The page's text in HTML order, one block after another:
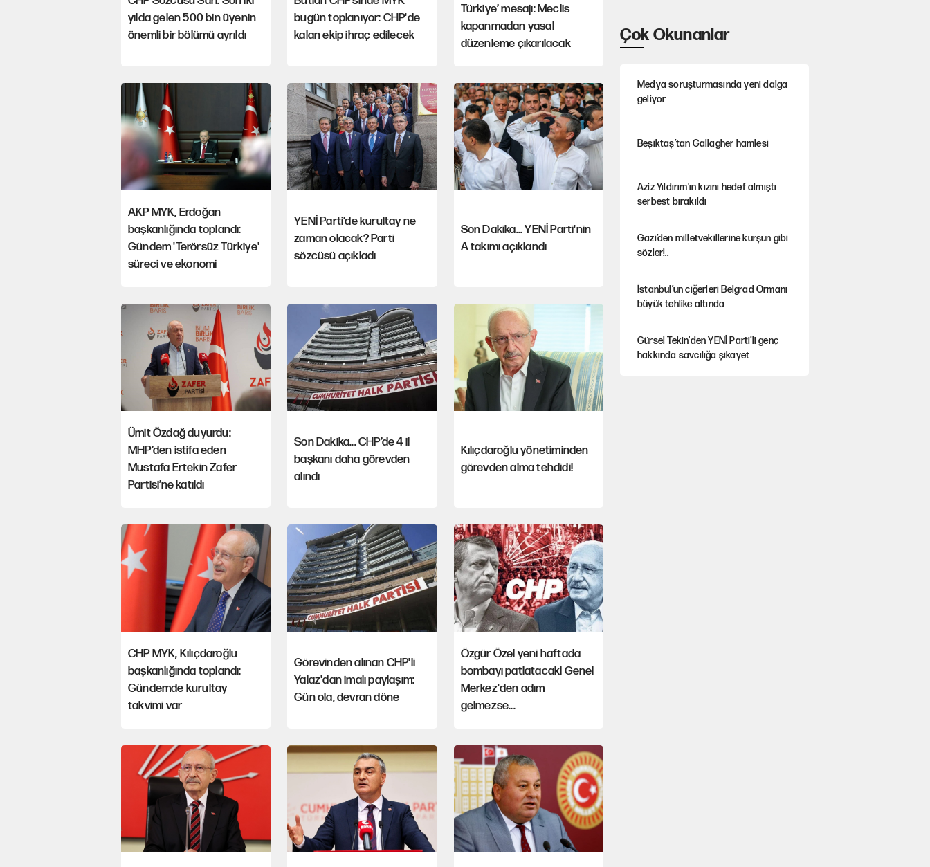
yılda gelen 500 bin üyenin
önemli bir bölümü ayrıldı
bugün toplanıyor: CHP'de
kalan ekip ihraç edilecek
Türkiye’ mesajı: Meclis
kapanmadan yasal
düzenleme çıkarılacak
AKP MYK, Erdoğan
başkanlığında toplandı:
Gündem 'Terörsüz Türkiye'
süreci ve ekonomi
YENİ Parti’de kurultay ne
zaman olacak? Parti
sözcüsü açıkladı
Son Dakika... YENİ Parti'nin
A takımı açıklandı
Ümit Özdağ duyurdu:
MHP’den istifa eden
Mustafa Ertekin Zafer
Partisi’ne katıldı
Son Dakika... CHP’de 4 il
başkanı daha görevden
alındı
Kılıçdaroğlu yönetiminden
görevden alma tehdidi!
CHP MYK, Kılıçdaroğlu
başkanlığında toplandı:
Gündemde kurultay
takvimi var
Görevinden alınan CHP'li
Yalaz'dan imalı paylaşım:
Gün ola, devran döne
Özgür Özel yeni haftada
bombayı patlatacak! Genel
Merkez'den adım
gelmezse...
Çok Okunanlar
Medya soruşturmasında yeni dalga
geliyor
Beşiktaş’tan Gallagher hamlesi
Aziz Yıldırım'ın kızını hedef almıştı
serbest bırakıldı
Gazi’den milletvekillerine kurşun gibi
sözler!..
İstanbul’un ciğerleri Belgrad Ormanı
büyük tehlike altında
Gürsel Tekin'den YENİ Parti’li genç
hakkında savcılığa şikayet